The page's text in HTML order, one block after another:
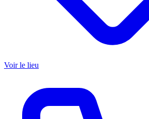
Voir le lieu